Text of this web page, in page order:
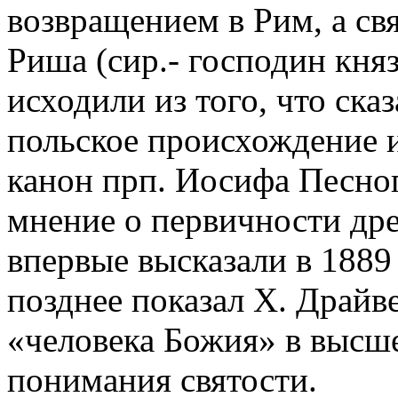
возвращением в Рим, а
Риша (сир.- господин
исходили из того, что
польское происхождение
канон прп. Иосифа
мнение о первичности
впервые высказали в
позднее показал Х.
«человека Божия» в
понимания святости.